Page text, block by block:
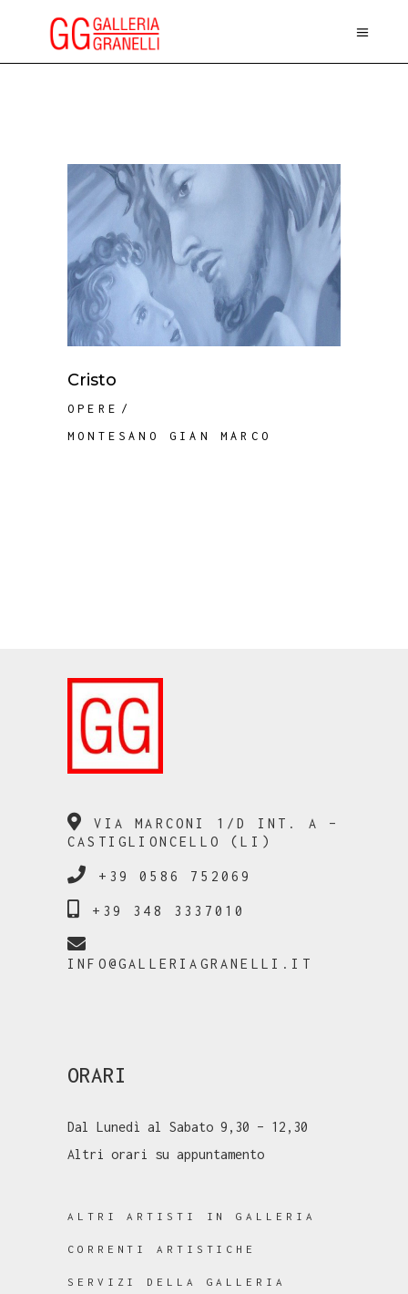
Cristo
OPERE
MONTESANO GIAN MARCO
VIA MARCONI 1/D INT. A –
CASTIGLIONCELLO (LI)
+39 0586 752069
+39 348 3337010
INFO@GALLERIAGRANELLI.IT
ORARI
Dal Lunedì al Sabato 9,30 – 12,30
Altri orari su appuntamento
ALTRI ARTISTI IN GALLERIA
CORRENTI ARTISTICHE
SERVIZI DELLA GALLERIA